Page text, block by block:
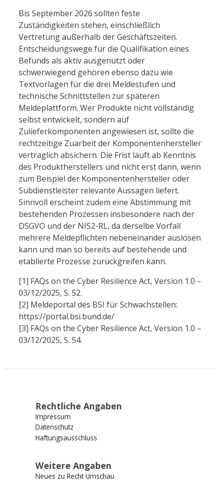
Bis September 2026 sollten feste
Zuständigkeiten stehen, einschließlich
Vertretung außerhalb der Geschäftszeiten.
Entscheidungswege für die Qualifikation eines
Befunds als aktiv ausgenutzt oder
schwerwiegend gehören ebenso dazu wie
Textvorlagen für die drei Meldestufen und
technische Schnittstellen zur späteren
Meldeplattform. Wer Produkte nicht vollständig
selbst entwickelt, sondern auf
Zulieferkomponenten angewiesen ist, sollte die
rechtzeitige Zuarbeit der Komponentenhersteller
vertraglich absichern. Die Frist läuft ab Kenntnis
des Produktherstellers und nicht erst dann, wenn
zum Beispiel der Komponentenhersteller oder
Subdienstleister relevante Aussagen liefert.
Sinnvoll erscheint zudem eine Abstimmung mit
bestehenden Prozessen insbesondere nach der
DSGVO und der NIS2-RL, da derselbe Vorfall
mehrere Meldepflichten nebeneinander auslösen
kann und man so bereits auf bestehende und
etablierte Prozesse zurückgreifen kann.
[1] FAQs on the Cyber Resilience Act, Version 1.0 –
03/12/2025, S. 52.
[2] Meldeportal des BSI für Schwachstellen:
https://portal.bsi.bund.de/
[3] FAQs on the Cyber Resilience Act, Version 1.0 –
03/12/2025, S. 54.
Rechtliche Angaben
Impressum
Datenschutz
Haftungsausschluss
Weitere Angaben
Neues zu Recht Umschau